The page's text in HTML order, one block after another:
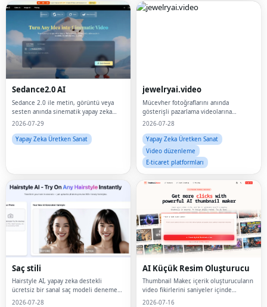
Sedance2.0 AI
Sedance 2.0 ile metin, görüntü veya
sesten anında sinematik yapay zeka
videoları oluşturun.Düzenleme
2026-07-29
Yapay Zeka Üretken Sanat
jewelryai.video
Mücevher fotoğraflarını anında
gösterişli pazarlama videolarına
dönüştürün
2026-07-28
Yapay Zeka Üretken Sanat
Video düzenleme
E-ticaret platformları
Saç stili
Hairstyle AI, yapay zeka destekli
ücretsiz bir sanal saç modeli deneme
aracıdır.Bir selfie yükleyin ve peri
2026-07-28
AI Küçük Resim Oluşturucu
Thumbnail Maker, içerik oluşturucuların
video fikirlerini saniyeler içinde
tıklamaya değer küçük resimlere
2026-07-16